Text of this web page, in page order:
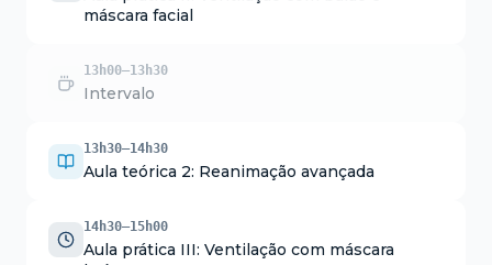
máscara facial
13h00–13h30
Intervalo
13h30–14h30
Aula teórica 2: Reanimação avançada
14h30–15h00
Aula prática III: Ventilação com máscara